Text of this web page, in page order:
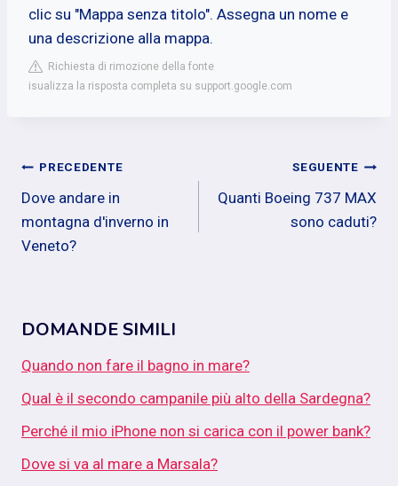
clic su "Mappa senza titolo". Assegna un nome e
una descrizione alla mappa.
Richiesta di rimozione della fonte
isualizza la risposta completa su support.google.com
Navigazione
articoli
PRECEDENTE
Dove andare in
montagna d'inverno in
Veneto?
SEGUENTE
Quanti Boeing 737 MAX
sono caduti?
DOMANDE SIMILI
Quando non fare il bagno in mare?
Qual è il secondo campanile più alto della Sardegna?
Perché il mio iPhone non si carica con il power bank?
Dove si va al mare a Marsala?